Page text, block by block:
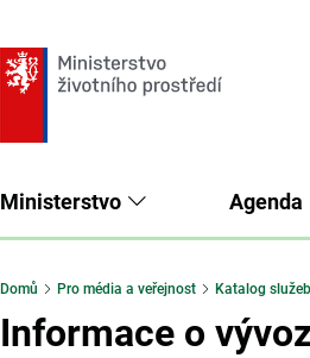
Ministerstvo Agenda
Domů Pro média a veřejnost Katalog služeb
Informace o